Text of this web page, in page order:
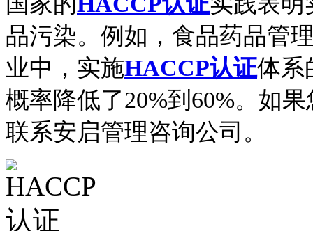
品污染。例如，食品药品管
业中，实施HACCP认证体系
概率降低了20%到60%。 如果
联系安启管理咨询公司。